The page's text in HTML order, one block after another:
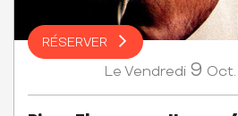
RÉSERVER
Le Vendredi 9 Oct.